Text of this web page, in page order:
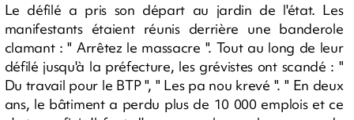
Le défilé a pris son départ au jardin de l'état. Les
manifestants étaient réunis derrière une banderole
clamant : " Arrêtez le massacre ". Tout au long de leur
défilé jusqu'à la préfecture, les grévistes ont scandé : "
Du travail pour le BTP ", " Les pa nou krevé ". " En deux
ans, le bâtiment a perdu plus de 10 000 emplois et ce